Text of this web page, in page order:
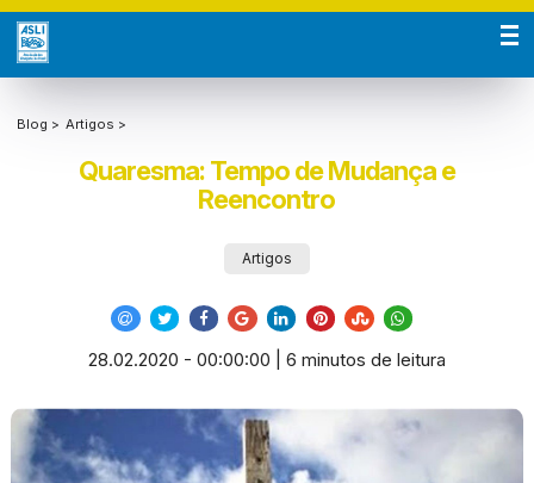
Blog > Artigos >
Quaresma: Tempo de Mudança e
Reencontro
Artigos
28.02.2020 - 00:00:00 | 6 minutos de leitura